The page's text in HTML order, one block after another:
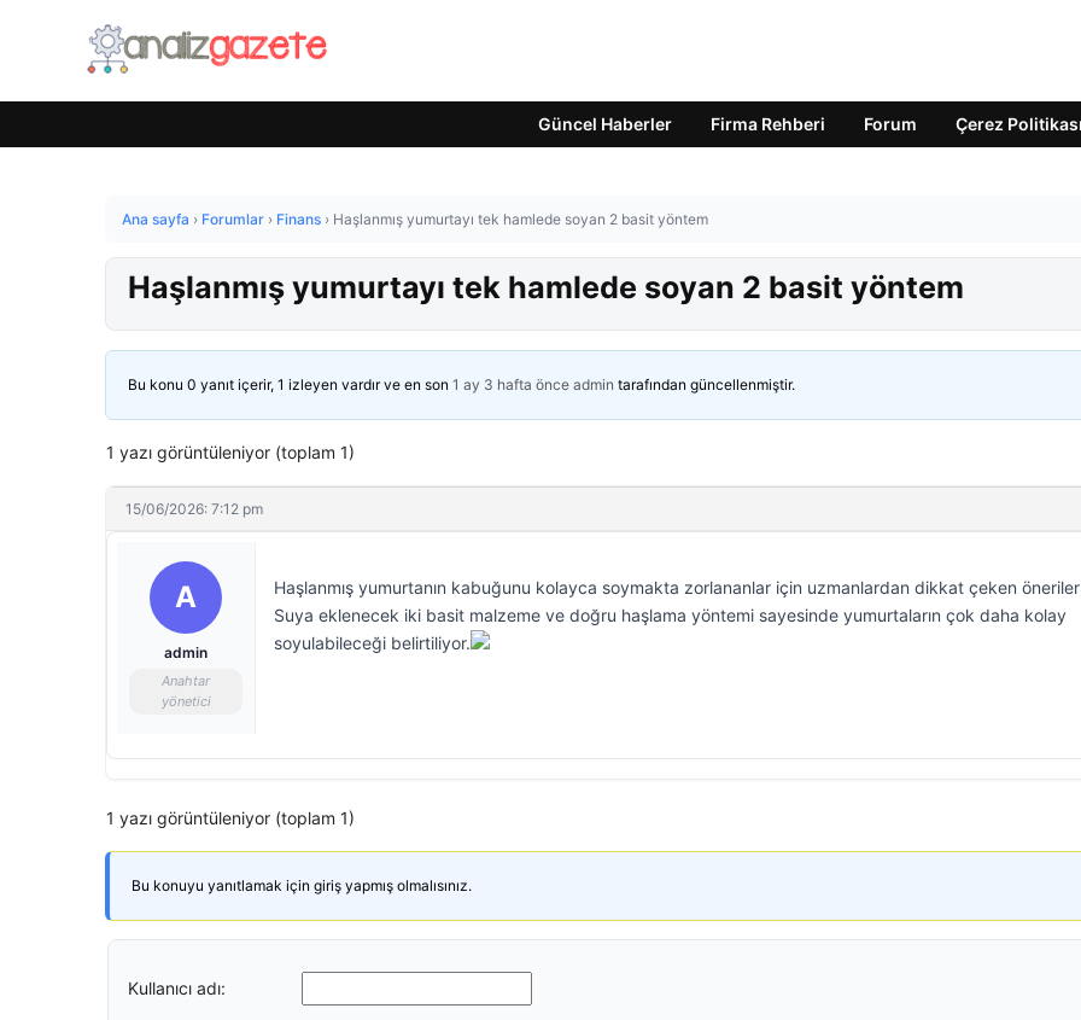
Güncel Haberler Firma Rehberi Forum Çerez Politikası
Ana sayfa › Forumlar › Finans › Haşlanmış yumurtayı tek hamlede soyan 2 basit yöntem
Haşlanmış yumurtayı tek hamlede soyan 2 basit yöntem
Bu konu 0 yanıt içerir, 1 izleyen vardır ve en son 1 ay 3 hafta önce admin tarafından güncellenmiştir.
1 yazı görüntüleniyor (toplam 1)
15/06/2026: 7:12 pm
A
admin
Anahtar
yönetici
Haşlanmış yumurtanın kabuğunu kolayca soymakta zorlananlar için uzmanlardan dikkat çeken
Suya eklenecek iki basit malzeme ve doğru haşlama yöntemi sayesinde yumurtaların çok daha kolay
soyulabileceği belirtiliyor.
1 yazı görüntüleniyor (toplam 1)
Bu konuyu yanıtlamak için giriş yapmış olmalısınız.
Kullanıcı adı: